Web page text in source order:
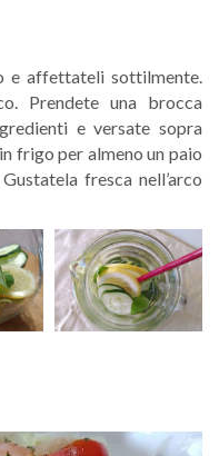
e affettateli sottilmente.
Prendete una brocca
e versate sopra
frigo per almeno un paio
fresca nell’arco